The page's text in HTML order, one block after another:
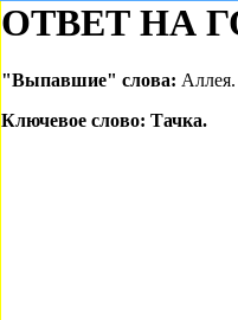
ОТВЕТ НА
"Выпавшие" слова:
Ключевое слово: Тачка.